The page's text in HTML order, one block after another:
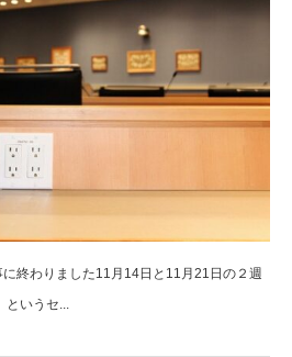
終わりました11月14日と11月21日の２週
いうセ...